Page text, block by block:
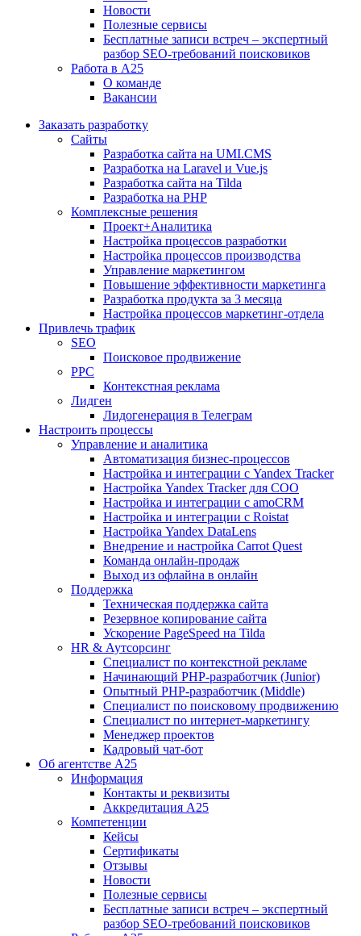
Новости
Полезные сервисы
Бесплатные записи встреч – экспертный
разбор SEO-требований поисковиков
Работа в А25
О команде
Вакансии
Заказать разработку
Сайты
Разработка сайта на UMI.CMS
Разработка на Laravel и Vue.js
Разработка сайта на Tilda
Разработка на PHP
Комплексные решения
Проект+Аналитика
Настройка процессов разработки
Настройка процессов производства
Управление маркетингом
Повышение эффективности маркетинга
Разработка продукта за 3 месяца
Настройка процессов маркетинг-отдела
Привлечь трафик
SEO
Поисковое продвижение
PPC
Контекстная реклама
Лидген
Лидогенерация в Телеграм
Настроить процессы
Управление и аналитика
Автоматизация бизнес-процессов
Настройка и интеграции с Yandex Tracker
Настройка Yandex Tracker для СОО
Настройка и интеграции с amoCRM
Настройка и интеграции с Roistat
Настройка Yandex DataLens
Внедрение и настройка Carrot Quest
Команда онлайн-продаж
Выход из офлайна в онлайн
Поддержка
Техническая поддержка сайта
Резервное копирование сайта
Ускорение PageSpeed на Tilda
HR & Аутсорсинг
Специалист по контекстной рекламе
Начинающий PHP-разработчик (Junior)
Опытный PHP-разработчик (Middle)
Специалист по поисковому продвижению
Специалист по интернет-маркетингу
Менеджер проектов
Кадровый чат-бот
Об агентстве А25
Информация
Контакты и реквизиты
Аккредитация А25
Компетенции
Кейсы
Сертификаты
Отзывы
Новости
Полезные сервисы
Бесплатные записи встреч – экспертный
разбор SEO-требований поисковиков